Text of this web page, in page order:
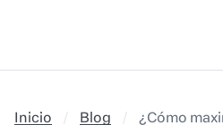
Inicio Blog ¿Cómo